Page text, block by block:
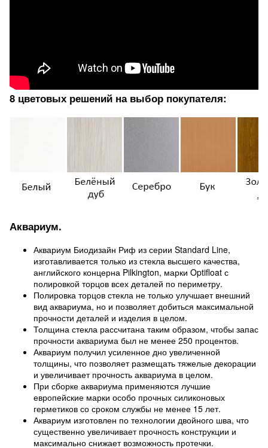
8 цветовых решений на выбор покупателя:
Аквариум.
Аквариум Биодизайн Риф из серии Standard Line,
изготавливается только из стекла высшего качества,
английского концерна Pilkington, марки Optifloat с
полировкой торцов всех деталей по периметру.
Полировка торцов стекла не только улучшает внешний
вид аквариума, но и позволяет добиться максимальной
прочности деталей и изделия в целом.
Толщина стекла рассчитана таким образом, чтобы запас
прочности аквариума был не менее 250 процентов.
Аквариум получил усиленное дно увеличенной
толщины, что позволяет размещать тяжелые декорации
и увеличивает прочность аквариума в целом.
При сборке аквариума применяются лучшие
европейские марки особо прочных силиконовых
герметиков со сроком службы не менее 15 лет.
Аквариум изготовлен по технологии двойного шва, что
существенно увеличивает прочность конструкции и
максимально снижает возможность протечки.